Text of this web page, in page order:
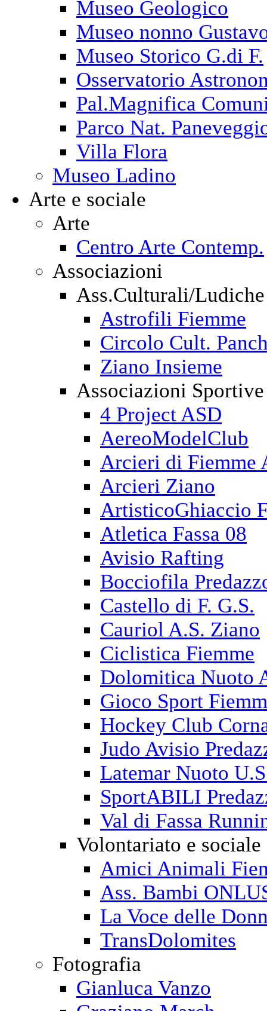
Museo Geologico
Museo nonno
Museo Storico G.di F.
Osservatorio
Pal.Magnifica
Parco Nat.
Villa Flora
Museo Ladino
Arte e sociale
Arte
Centro Arte Contemp.
Associazioni
Ass.Culturali/Ludiche
Astrofili Fiemme
Circolo Cult.
Ziano Insieme
Associazioni Sportive
4 Project ASD
AereoModelClub
Arcieri di Fiemme
Arcieri Ziano
ArtisticoGhiaccio
Atletica Fassa 08
Avisio Rafting
Bocciofila
Castello di F. G.S.
Cauriol A.S. Ziano
Ciclistica Fiemme
Dolomitica Nuoto
Gioco Sport
Hockey Club
Judo Avisio
Latemar Nuoto
SportABILI
Val di Fassa
Volontariato e sociale
Amici Animali
Ass. Bambi
La Voce delle
TransDolomites
Fotografia
Gianluca Vanzo